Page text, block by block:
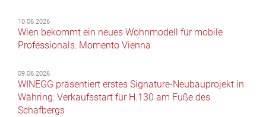
10.06.2026
Wien bekommt ein neues Wohnmodell für mobile
Professionals: Momento Vienna
09.06.2026
WINEGG präsentiert erstes Signature-Neubauprojekt in
Währing: Verkaufsstart für H.130 am Fuße des
Schafbergs